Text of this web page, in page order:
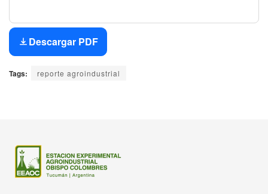
Descargar PDF
Tags: reporte agroindustrial